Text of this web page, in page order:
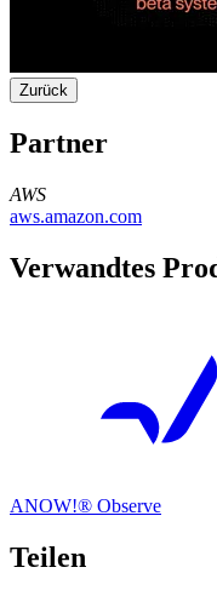
Zurück
Partner
AWS
aws.amazon.com
Verwandtes
ANOW!® Observe
Teilen